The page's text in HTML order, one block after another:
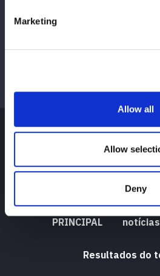
Marketing
Allow all
Allow
Deny
PRINCIPAL notícias
Resultados do